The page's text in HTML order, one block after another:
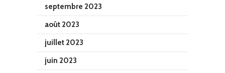
septembre 2023
août 2023
juillet 2023
juin 2023